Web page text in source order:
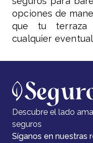
opciones de
que tu
cualquier
Descubre el lado
seguros
Síganos en nuestras